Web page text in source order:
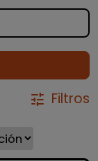
tune Filtros